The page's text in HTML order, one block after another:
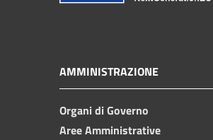
AMMINISTRAZIONE
Organi di Governo
Aree Amministrative